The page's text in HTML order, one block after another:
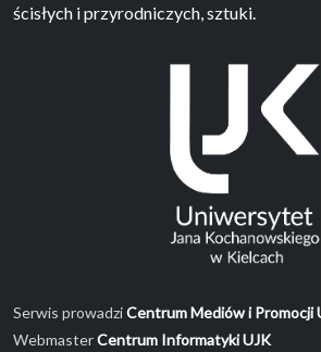
ścisłych i przyrodniczych, sztuki.
Serwis prowadziCentrum Mediów i Promocji
WebmasterCentrum Informatyki UJK